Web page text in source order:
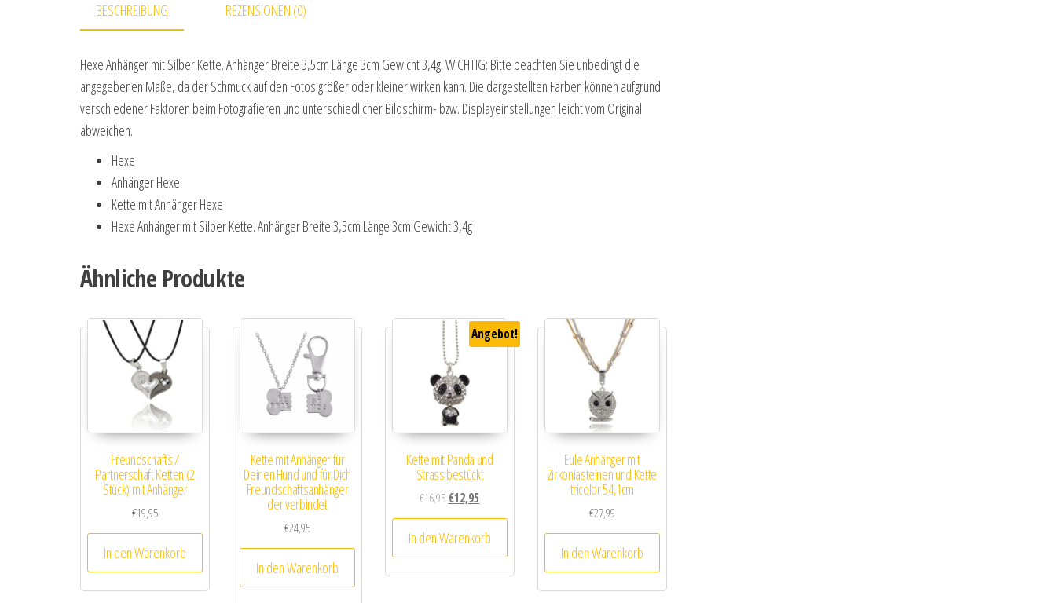
BESCHREIBUNG REZENSIONEN (0)
Hexe Anhänger mit Silber Kette. Anhänger Breite 3,5cm Länge 3cm Gewicht 3,4g. WICHTIG: Bitte beachten Sie unbedingt die
angegebenen Maße, da der Schmuck auf den Fotos größer oder kleiner wirken kann. Die dargestellten Farben können aufgrund
verschiedener Faktoren beim Fotografieren und unterschiedlicher Bildschirm- bzw. Displayeinstellungen leicht vom Original
abweichen.
Hexe
Anhänger Hexe
Kette mit Anhänger Hexe
Hexe Anhänger mit Silber Kette. Anhänger Breite 3,5cm Länge 3cm Gewicht 3,4g
Ähnliche Produkte
Freundschafts /
Partnerschaft Ketten (2
Stück) mit Anhänger
€19,95
In den Warenkorb
Kette mit Anhänger für
Deinen Hund und für Dich
Freundschaftsanhänger
der verbindet
€24,95
In den Warenkorb
Angebot!
Kette mit Panda und
Strass bestückt
€16,95Ursprünglicher Preis war: €16,95
€12,95 Aktueller Preis ist: €12,95.
In den Warenkorb
Eule Anhänger mit
Zirkoniasteinen und Kette
tricolor 54,1cm
€27,99
In den Warenkorb